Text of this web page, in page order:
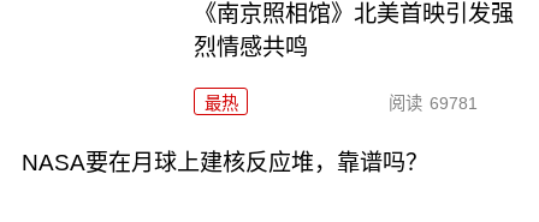
《南京照相馆》北美首映引发强
烈情感共鸣
最热 阅读 69781
NASA要在月球上建核反应堆，靠谱吗？